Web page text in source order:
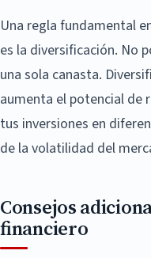
Una regla fundamental
es la diversificación. No
una sola canasta.
aumenta el potencial de
tus inversiones en
de la volatilidad del
Consejos
financiero